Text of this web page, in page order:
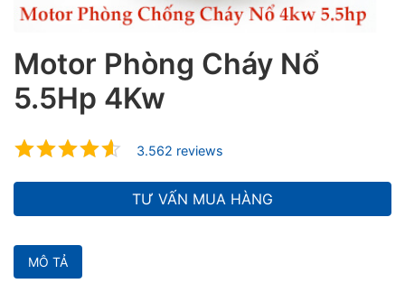
Motor Phòng Cháy Nổ
5.5Hp 4Kw
3.562 reviews
TƯ VẤN MUA HÀNG
MÔ TẢ